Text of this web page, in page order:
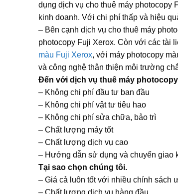
dụng dịch vụ cho thuê máy photocopy
kinh doanh. Với chi phí thấp và hiệu
– Bên cạnh dịch vụ cho thuê máy
photocopy Fuji Xerox. Còn với các tài
màu Fuji Xerox, với máy photocopy
và công nghệ thân thiện môi trường
Đến với dịch vụ thuê máy
– Không chi phí đầu tư ban đầu
– Không chi phí vật tư tiêu hao
– Không chi phí sửa chữa, bảo trì
– Chất lượng máy tốt
– Chất lượng dịch vụ cao
– Hướng dẫn sử dụng và chuyển giao
Tại sao chọn chúng tôi.
– Giá cả luôn tốt với nhiều chính sách